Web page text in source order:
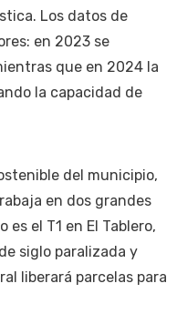
Los datos de
en 2023 se
que en 2024 la
la capacidad de
del municipio,
en dos grandes
el T1 en El Tablero,
siglo paralizada y
liberará parcelas para